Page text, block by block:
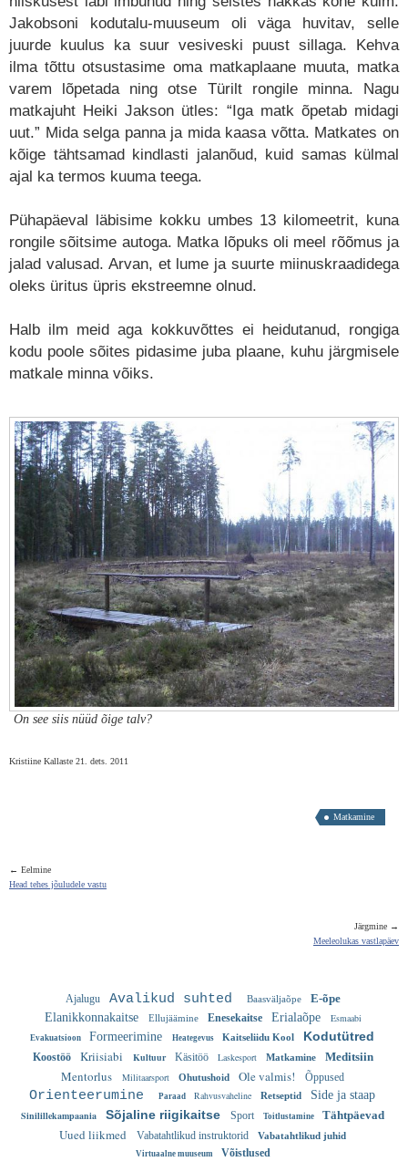
Jakobsoni kodutalu-muuseum oli väga huvitav, selle
juurde kuulus ka suur vesiveski puust sillaga. Kehva
ilma tõttu otsustasime oma matkaplaane muuta, matka
varem lõpetada ning otse Türilt rongile minna. Nagu
matkajuht Heiki Jakson ütles: “Iga matk õpetab midagi
uut.” Mida selga panna ja mida kaasa võtta. Matkates on
kõige tähtsamad kindlasti jalanõud, kuid samas külmal
ajal ka termos kuuma teega.
Pühapäeval läbisime kokku umbes 13 kilomeetrit, kuna
rongile sõitsime autoga. Matka lõpuks oli meel rõõmus ja
jalad valusad. Arvan, et lume ja suurte miinuskraadidega
oleks üritus üpris ekstreemne olnud.
Halb ilm meid aga kokkuvõttes ei heidutanud, rongiga
kodu poole sõites pidasime juba plaane, kuhu järgmisele
matkale minna võiks.
On see siis nüüd õige talv?
Kristiine Kallaste 21. dets. 2011
Matkamine
← Eelmine
Head tehes jõuludele vastu
Järgmine →
Meeleolukas vastlapäev
Ajalugu Avalikud suhted Baasväljaõpe
E-õpe
Elanikkonnakaitse
Ellujäämine Enesekaitse Erialaõpe Esmaabi
Evakuatsioon Formeerimine Heategevus Kaitseliidu Kool Kodutütred
Koostöö Kriisiabi Kultuur Käsitöö Laskesport Matkamine Meditsiin
Mentorlus Militaarsport Ohutushoid Ole valmis! Õppused
Orienteerumine Paraad Rahvusvaheline Retseptid Side ja staap
Sinilillekampaania Sõjaline riigikaitse Sport Toitlustamine Tähtpäevad
Uued liikmed Vabatahtlikud instruktorid Vabatahtlikud juhid
Virtuaalne muuseum Võistlused